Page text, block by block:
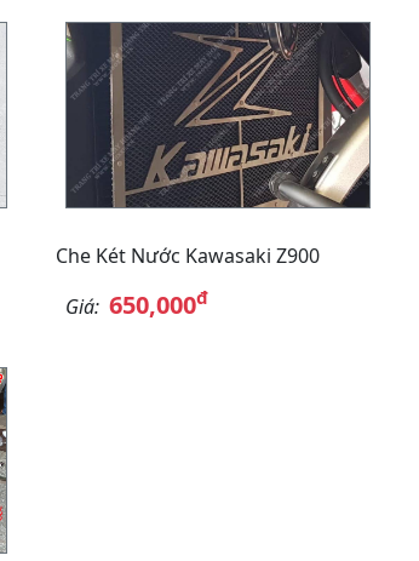
Che Két Nước Kawasaki Z900
Giá: 650,000đ